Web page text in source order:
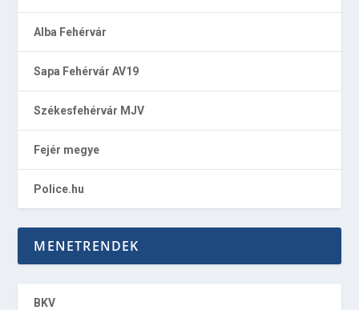
Alba Fehérvár
Sapa Fehérvár AV19
Székesfehérvár MJV
Fejér megye
Police.hu
MENETRENDEK
BKV